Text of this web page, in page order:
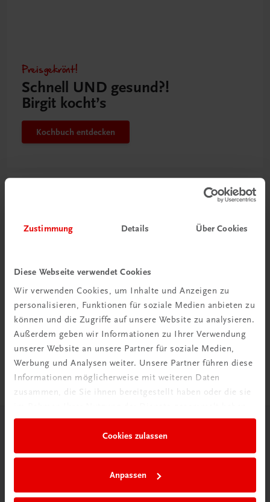
Zustimmung Details Über Cookies
Diese Webseite verwendet Cookies
Wir verwenden Cookies, um Inhalte und Anzeigen zu
personalisieren, Funktionen für soziale Medien anbieten zu
können und die Zugriffe auf unsere Website zu analysieren.
Außerdem geben wir Informationen zu Ihrer Verwendung
unserer Website an unsere Partner für soziale Medien,
Werbung und Analysen weiter. Unsere Partner führen diese
Informationen möglicherweise mit weiteren Daten
zusammen, die Sie ihnen bereitgestellt haben oder die sie
Cookies zulassen
Anpassen
Preisgekrönt!
Schnell UND gesund?!
Birgit kocht’s
Kochbuch entdecken
Rabattcode erhalten
Newsletter abonnieren
& Versandkosten sparen
Jetzt anmelden
Herzlich willkommen bei TRAUNER!